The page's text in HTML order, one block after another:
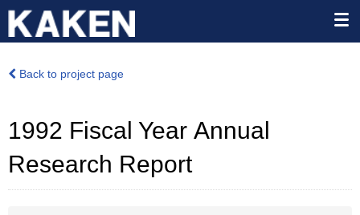
Back to project page
1992 Fiscal Year Annual
Research Report